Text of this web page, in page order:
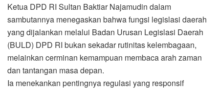
Ketua DPD RI Sultan Baktiar Najamudin dalam
sambutannya menegaskan bahwa fungsi legislasi daerah
yang dijalankan melalui Badan Urusan Legislasi Daerah
(BULD) DPD RI bukan sekadar rutinitas kelembagaan,
melainkan cerminan kemampuan membaca arah zaman
dan tantangan masa depan.
Ia menekankan pentingnya regulasi yang responsif